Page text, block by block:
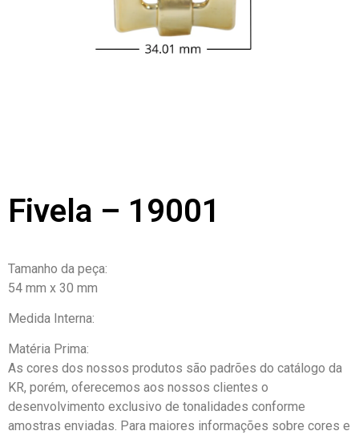
Fivela – 19001
Tamanho da peça:
54 mm x 30 mm
Medida Interna:
Matéria Prima:
As cores dos nossos produtos são padrões do catálogo da
KR, porém, oferecemos aos nossos clientes o
desenvolvimento exclusivo de tonalidades conforme
amostras enviadas. Para maiores informações sobre cores e